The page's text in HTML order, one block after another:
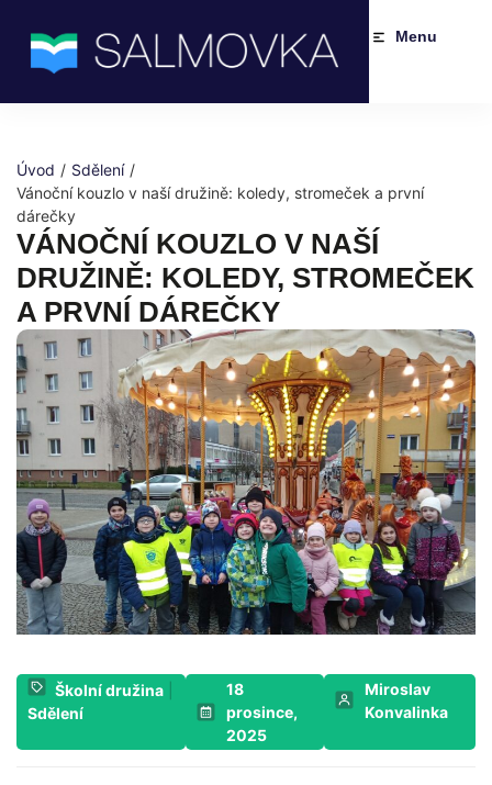
Menu
Úvod / Sdělení /
Vánoční kouzlo v naší družině: koledy, stromeček a první
dárečky
VÁNOČNÍ KOUZLO V NAŠÍ
DRUŽINĚ: KOLEDY, STROMEČEK
A PRVNÍ DÁREČKY
Školní družina
Sdělení
18
prosince,
2025
Miroslav
Konvalinka